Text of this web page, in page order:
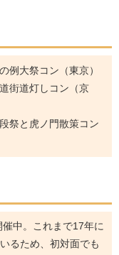
例大祭コン（東京）
街道灯しコン（京
祭と虎ノ門散策コン
中。これまで17年に
るため、初対面でも